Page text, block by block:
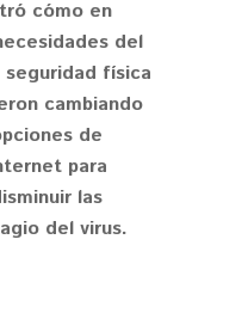
línea
cómo en
del
física
cambiando
de
para
las
del virus.